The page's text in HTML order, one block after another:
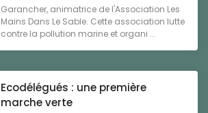
Garancher, animatrice de l'Association Les
Mains Dans Le Sable. Cette association lutte
contre la pollution marine et organi ...
Ecodélégués : une première
marche verte